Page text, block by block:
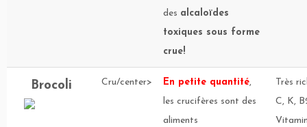
des alcaloïdes
toxiques sous forme
crue!
Brocoli Cru/center> En petite quantité,
les crucifères sont des
aliments
Très
C, K,